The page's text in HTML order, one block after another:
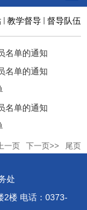
教学督导 督导队伍
名单的通知
名单的通知
名单的通知
一页 下一页>> 尾页
处
2楼 电话：0373-